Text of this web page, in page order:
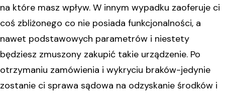
na które masz wpływ. W innym wypadku zaoferuje ci
coś zbliżonego co nie posiada funkcjonalności, a
nawet podstawowych parametrów i niestety
będziesz zmuszony zakupić takie urządzenie. Po
otrzymaniu zamówienia i wykryciu braków-jedynie
zostanie ci sprawa sądowa na odzyskanie środków i